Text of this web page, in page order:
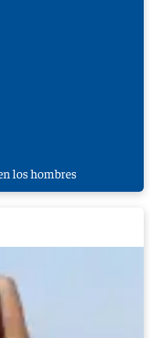
los hombres